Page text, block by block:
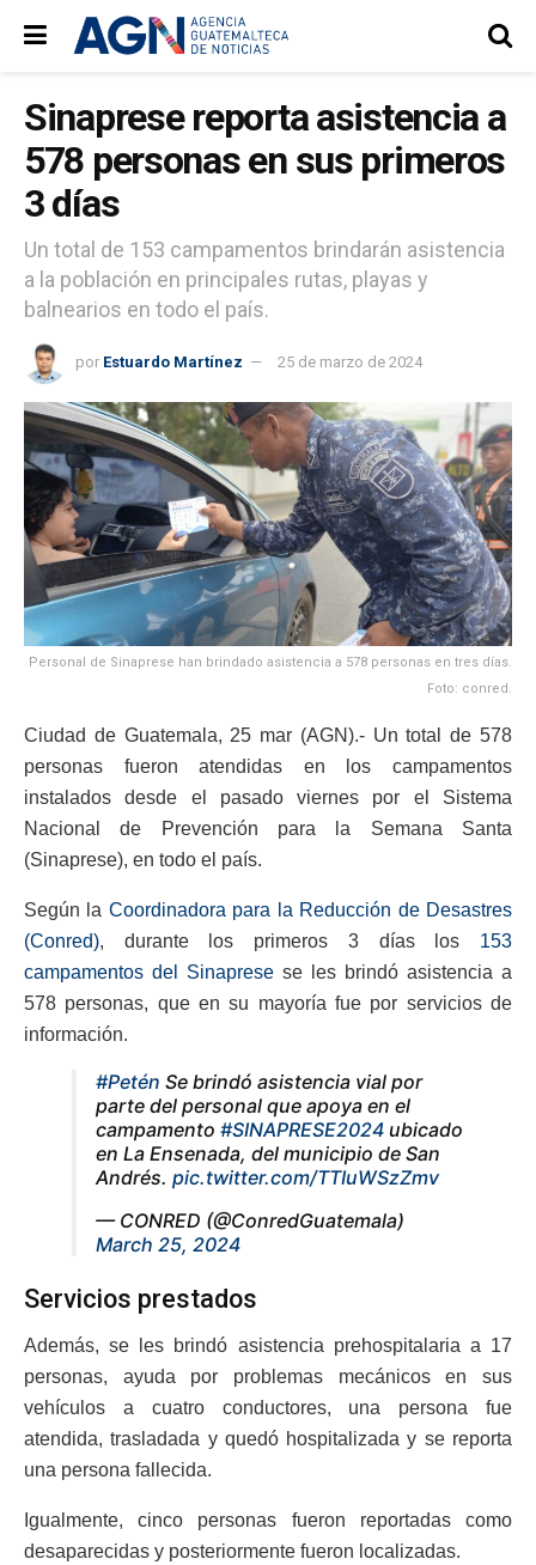
Sinaprese reporta asistencia a
578 personas en sus primeros
3 días
Un total de 153 campamentos brindarán asistencia
a la población en principales rutas, playas y
balnearios en todo el país.
por Estuardo Martínez 25 de marzo de 2024
Personal de Sinaprese han brindado asistencia a 578 personas en tres días.
Foto: conred.
Ciudad de Guatemala, 25 mar (AGN).- Un total de 578
personas fueron atendidas en los campamentos
instalados desde el pasado viernes por el Sistema
Nacional de Prevención para la Semana Santa
(Sinaprese), en todo el país.
Según la Coordinadora para la Reducción de Desastres
(Conred), durante los primeros 3 días los 153
campamentos del Sinaprese se les brindó asistencia a
578 personas, que en su mayoría fue por servicios de
información.
#Petén Se brindó asistencia vial por
parte del personal que apoya en el
campamento #SINAPRESE2024 ubicado
en La Ensenada, del municipio de San
Andrés. pic.twitter.com/TTIuWSzZmv
— CONRED (@ConredGuatemala)
March 25, 2024
Servicios prestados
Además, se les brindó asistencia prehospitalaria a 17
personas, ayuda por problemas mecánicos en sus
vehículos a cuatro conductores, una persona fue
atendida, trasladada y quedó hospitalizada y se reporta
una persona fallecida.
Igualmente, cinco personas fueron reportadas como
desaparecidas y posteriormente fueron localizadas.